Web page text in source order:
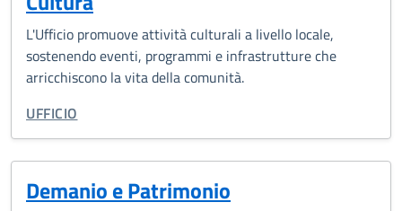
L'Ufficio promuove attività culturali a livello locale,
sostenendo eventi, programmi e infrastrutture che
arricchiscono la vita della comunità.
CATEGORIA CORRELATA:
UFFICIO
Demanio e Patrimonio